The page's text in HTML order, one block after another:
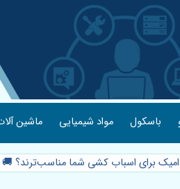
باسکول مواد شیمیایی ماشین
کدامیک برای اسباب کشی شما مناسب‌ترند؟ 🚚